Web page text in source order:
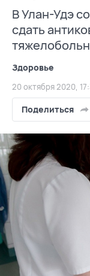
В Улан-Удэ
сдать
Здоровье
20 октября 2020,
Поделиться